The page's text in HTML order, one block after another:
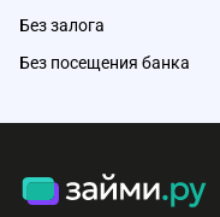
Без залога
Без посещения банка